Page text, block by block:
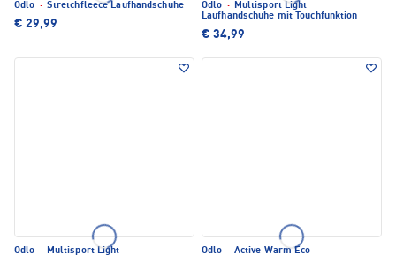
Odlo · Stretchfleece Laufhandschuhe
€ 29,99
Odlo · Multisport Light
Laufhandschuhe mit Touchfunktion
€ 34,99
Odlo · Multisport Light
Odlo · Active Warm Eco